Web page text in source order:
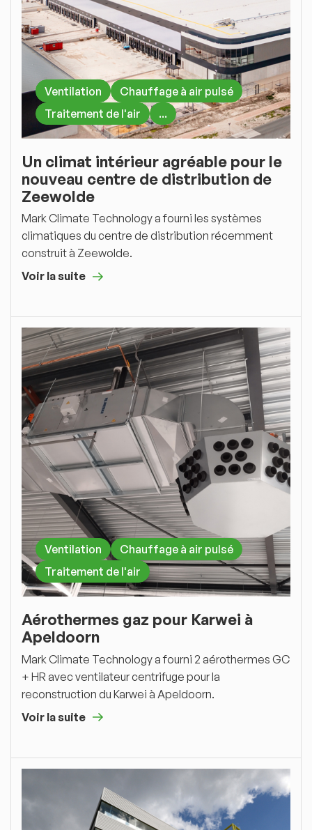
Ventilation
Chauffage à air pulsé
Traitement de l'air
...
Un climat intérieur agréable pour le
nouveau centre de distribution de
Zeewolde
Mark Climate Technology a fourni les systèmes
climatiques du centre de distribution récemment
construit à Zeewolde.
Voir la suite
Ventilation
Chauffage à air pulsé
Traitement de l'air
Aérothermes gaz pour Karwei à
Apeldoorn
Mark Climate Technology a fourni 2 aérothermes GC
+ HR avec ventilateur centrifuge pour la
reconstruction du Karwei à Apeldoorn.
Voir la suite